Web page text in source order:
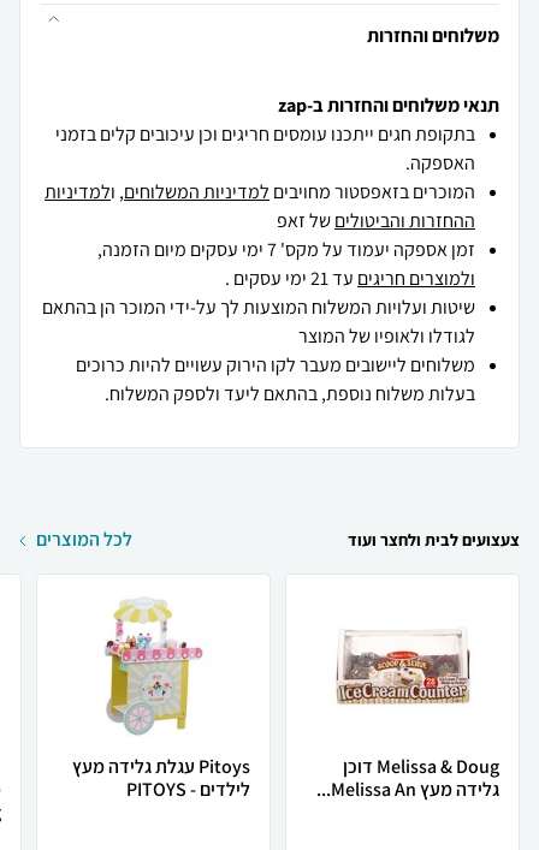
משלוחים והחזרות
תנאי משלוחים והחזרות ב-zap
בתקופת חגים ייתכנו עומסים חריגים וכן עיכובים קלים בזמני
האספקה.
המוכרים בזאפסטור מחויבים למדיניות המשלוחים, ולמדיניות
ההחזרות והביטוליםשל זאפ
זמן אספקה יעמוד על מקס' 7 ימי עסקים מיום הזמנה,
ולמוצרים חריגים עד 21 ימי עסקים .
שיטות ועלויות המשלוח המוצעות לך על-ידי המוכר הן בהתאם
לגודלו ולאופיו של המוצר
משלוחים ליישובים מעבר לקו הירוק עשויים להיות כרוכים
בעלות משלוח נוספת, בהתאם ליעד ולספק המשלוח.
צעצועים לבית ולחצר ועוד לכל המוצרים
Melissa & Doug דוכן
גלידה מעץ Melissa An...
Pitoys עגלת גלידה מעץ
לילדים - PITOYS